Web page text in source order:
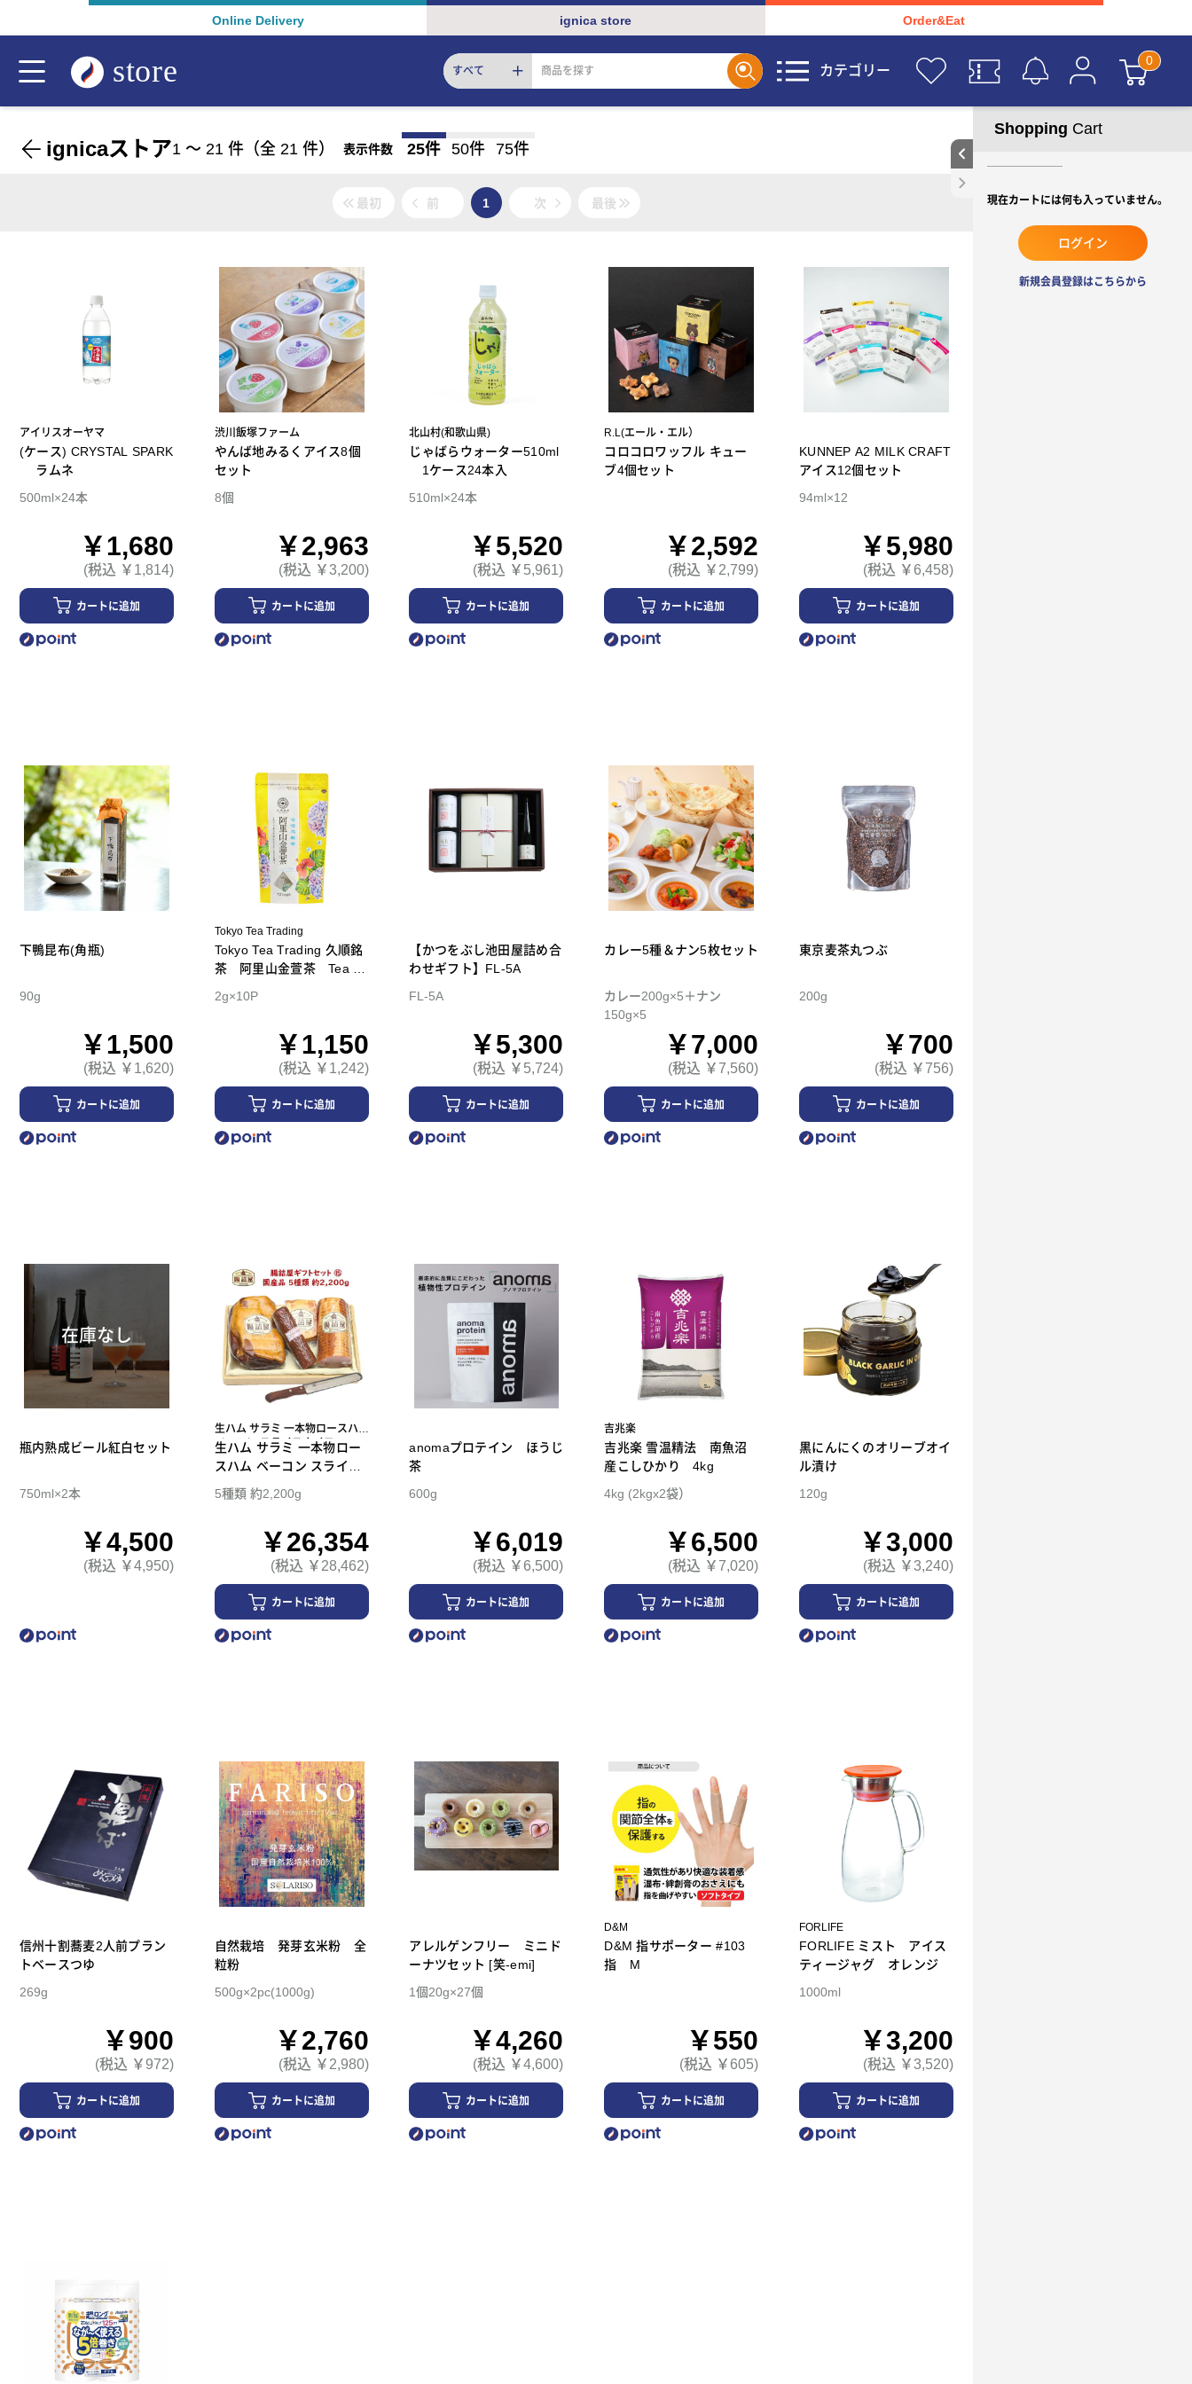
Online Delivery ignica store Order&Eat
すべて カテゴリー
ignicaストア1 〜 21 件（全 21 件） 表示件数 25件 50件 75件
最初 前 1 次 最後
アイリスオーヤマ
(ケース) CRYSTAL SPARK
ラムネ
500ml×24本
￥1,680
(税込 ￥1,814)
カートに追加
渋川飯塚ファーム
やんば地みるくアイス8個
セット
8個
￥2,963
(税込 ￥3,200)
カートに追加
北山村(和歌山県)
じゃばらウォーター510ml
1ケース24本入
510ml×24本
￥5,520
(税込 ￥5,961)
カートに追加
R.L(エール・エル）
コロコロワッフル キュー
ブ4個セット
￥2,592
(税込 ￥2,799)
カートに追加
KUNNEP A2 MILK CRAFT
アイス12個セット
94ml×12
￥5,980
(税込 ￥6,458)
カートに追加
下鴨昆布(角瓶)
90g
￥1,500
(税込 ￥1,620)
カートに追加
Tokyo Tea Trading
Tokyo Tea Trading 久順銘
茶 阿里山金萱茶 Tea B
2g×10P
￥1,150
(税込 ￥1,242)
カートに追加
【かつをぶし池田屋詰め合
わせギフト】FL-5A
FL-5A
￥5,300
(税込 ￥5,724)
カートに追加
カレー5種＆ナン5枚セット
カレー200g×5＋ナン
150g×5
￥7,000
(税込 ￥7,560)
カートに追加
東京麦茶丸つぶ
200g
￥700
(税込 ￥756)
カートに追加
在庫なし
瓶内熟成ビール紅白セット
750ml×2本
￥4,500
(税込 ￥4,950)
生ハム サラミ 一本物ロースハム
ベーコン スライスナイフ
生ハム サラミ 一本物ロー
スハム ベーコン スライス
ナイフ 腸詰屋 ギフトセッ
ト 15
5種類 約2,200g
￥26,354
(税込 ￥28,462)
カートに追加
anomaプロテイン ほうじ
茶
600g
￥6,019
(税込 ￥6,500)
カートに追加
吉兆楽
吉兆楽 雪温精法 南魚沼
産こしひかり 4kg
4kg (2kgx2袋）
￥6,500
(税込 ￥7,020)
カートに追加
黒にんにくのオリーブオイ
ル漬け
120g
￥3,000
(税込 ￥3,240)
カートに追加
信州十割蕎麦2人前プラン
トベースつゆ
269g
￥900
(税込 ￥972)
カートに追加
自然栽培 発芽玄米粉 全
粒粉
500g×2pc(1000g)
￥2,760
(税込 ￥2,980)
カートに追加
アレルゲンフリー ミニド
ーナツセット [笑-emi]
1個20g×27個
￥4,260
(税込 ￥4,600)
カートに追加
D&M
D&M 指サポーター #103
指 M
￥550
(税込 ￥605)
カートに追加
FORLIFE
FORLIFE ミスト アイス
ティージャグ オレンジ
1000ml
￥3,200
(税込 ￥3,520)
カートに追加
Shopping Cart
現在カートには何も入っていません。
ログイン
新規会員登録はこちらから